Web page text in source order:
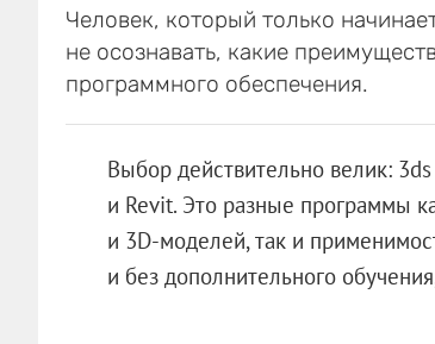
Человек, который только
не осознавать, какие
программного обеспечения.
Выбор действительно велик:
и Revit. Это разные программы
и 3D-моделей, так и
и без дополнительного